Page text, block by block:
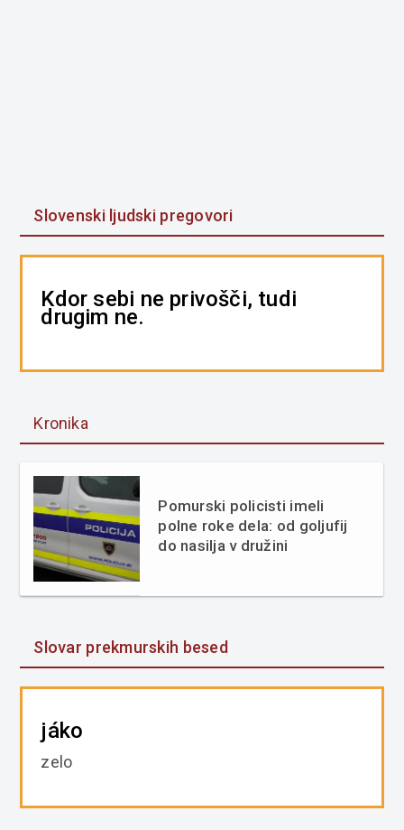
Slovenski ljudski pregovori
Kdor sebi ne privošči, tudi
drugim ne.
Kronika
Pomurski policisti imeli
polne roke dela: od goljufij
do nasilja v družini
Slovar prekmurskih besed
jáko
zelo